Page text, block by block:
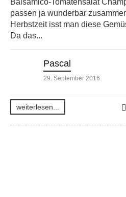
passen ja wunderbar
Herbstzeit isst man diese
Da das...
Pascal
29. September 2016
weiterlesen...